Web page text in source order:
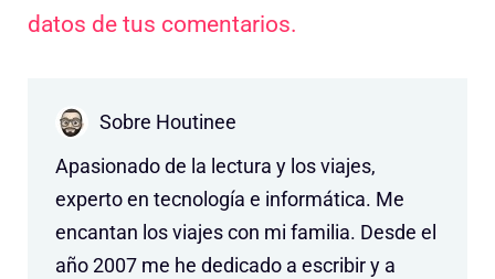
datos de tus comentarios.
Sobre Houtinee
Apasionado de la lectura y los viajes,
experto en tecnología e informática. Me
encantan los viajes con mi familia. Desde el
año 2007 me he dedicado a escribir y a